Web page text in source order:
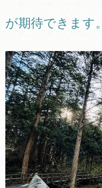
が期待できます。